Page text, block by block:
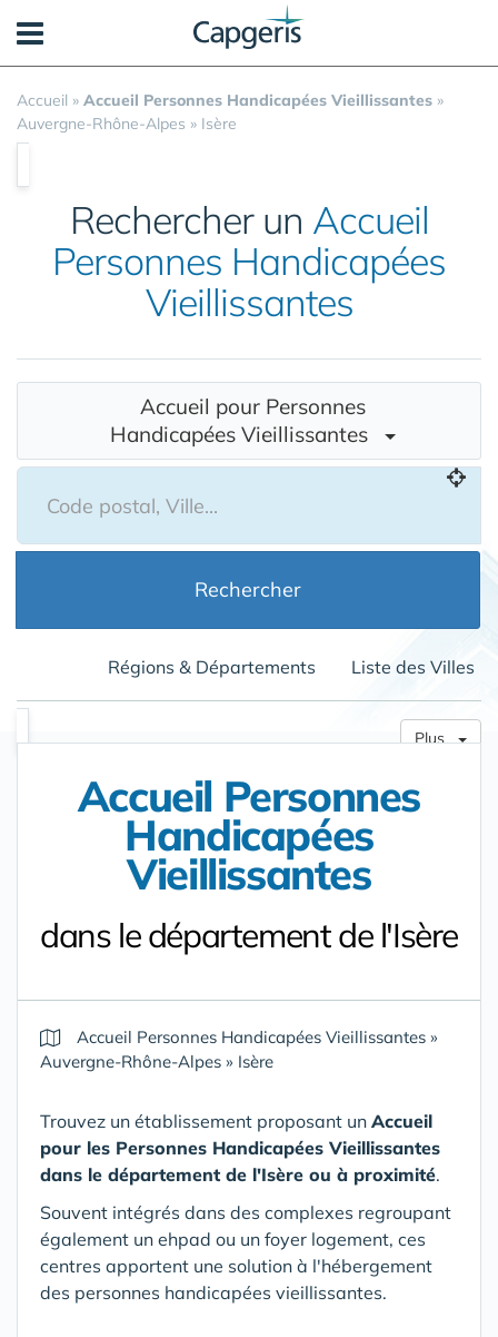
Accueil » Accueil Personnes Handicapées Vieillissantes »
Auvergne-Rhône-Alpes » Isère
Rechercher un Accueil
Personnes Handicapées
Vieillissantes
Accueil pour Personnes
Handicapées Vieillissantes
Rechercher
Régions & Départements Liste des Villes
Plus
Accueil Personnes
Handicapées
Vieillissantes
dans le département de l'Isère
Accueil Personnes Handicapées Vieillissantes »
Auvergne-Rhône-Alpes » Isère
Trouvez un établissement proposant un Accueil
pour les Personnes Handicapées Vieillissantes
dans le département de l'Isère ou à proximité.
Souvent intégrés dans des complexes regroupant
également un ehpad ou un foyer logement, ces
centres apportent une solution à l'hébergement
des personnes handicapées vieillissantes.